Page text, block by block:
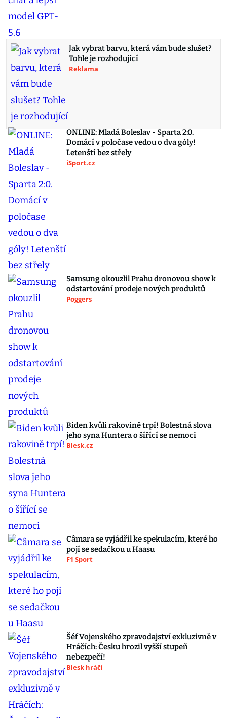
Jak vybrat barvu, která vám bude slušet?
Tohle je rozhodující
Reklama
ONLINE: Mladá Boleslav - Sparta 2:0.
Domácí v poločase vedou o dva góly!
Letenští bez střely
iSport.cz
Samsung okouzlil Prahu dronovou show k
odstartování prodeje nových produktů
Poggers
Biden kvůli rakovině trpí! Bolestná slova
jeho syna Huntera o šířící se nemoci
Blesk.cz
Câmara se vyjádřil ke spekulacím, které ho
pojí se sedačkou u Haasu
F1 Sport
Šéf Vojenského zpravodajství exkluzivně v
Hráčích: Česku hrozil vyšší stupeň
nebezpečí!
Blesk hráči